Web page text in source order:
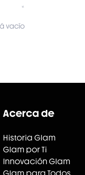
vacío
Acerca de
Historia Glam
Glam por Ti
Innovación Glam